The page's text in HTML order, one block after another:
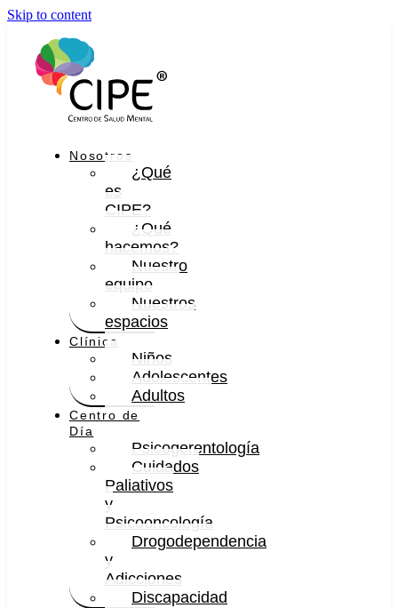
Skip to content
Nosotros
¿Qué
es
CIPE?
¿Qué
hacemos?
Nuestro
equipo
Nuestros
espacios
Clínica
Niños
Adolescentes
Adultos
Centro de
Día
Psicogerentología
Cuidados
Paliativos
y
Psicooncología
Drogodependencia
y
Adicciones
Discapacidad